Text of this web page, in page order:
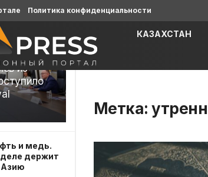
из
и медь.
держит
Политика конфиденциальности
КАЗАХСТАН
Метка: